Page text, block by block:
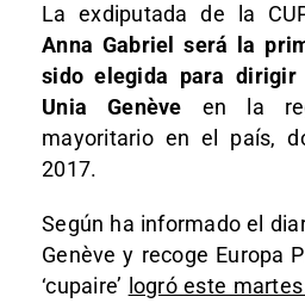
La exdiputada de la
Anna Gabriel será la
sido elegida para
Unia Genève en la
mayoritario en el país,
2017.
Según ha informado el
Genève y recoge Europa
‘cupaire’ logró este